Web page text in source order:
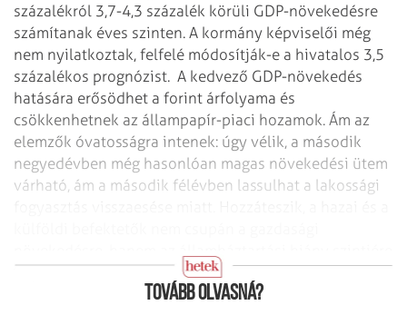
százalékról 3,7-4,3 százalék körüli GDP-növekedésre
számítanak éves szinten. A kormány képviselői még
nem nyilatkoztak, felfelé módosítják-e a hivatalos 3,5
százalékos prognózist. A kedvező GDP-növekedés
hatására erősödhet a forint árfolyama és
csökkenhetnek az állampapír-piaci hozamok. Ám az
elemzők óvatosságra intenek: úgy vélik, a második
negyedévben még hasonlóan magas növekedési ütem
várható, ám a második félévben lassulhat a lakossági
figyelnek.
Tovább olvasná?